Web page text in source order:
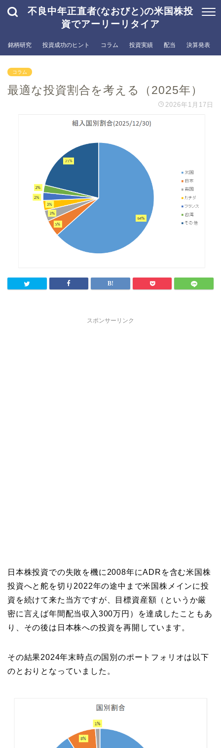
不良中年正直者(なおびと)の米国株投
資でアーリーリタイア
銘柄研究 投資成功のヒント コラム 投資実績 配当 決算発表
コラム
最適な投資割合を考える（2025年）
2026年1月17日
スポンサーリンク
日本株投資での失敗を機に2008年にADRを含む米国株
投資へと舵を切り2022年の途中まで米国株メインに投
資を続けて来た当方ですが、目標資産額（というか厳
密に言えば年間配当収入300万円）を達成したこともあ
り、その後は日本株への投資を再開しています。
その結果2024年末時点の国別のポートフォリオは以下
のとおりとなっていました。